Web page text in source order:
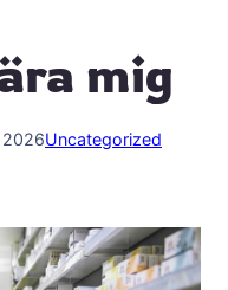
mig
2026Uncategorized